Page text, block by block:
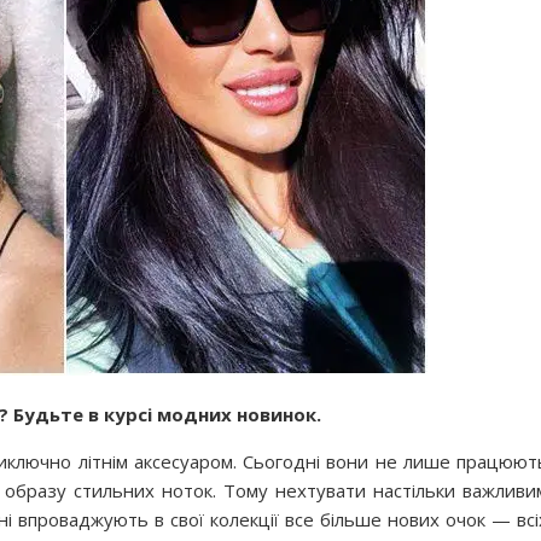
Будьте в курсі модних новинок.
літнім аксесуаром. Сьогодні вони не лише
стильних ноток. Тому нехтувати настільки
в свої колекції все більше нових очок —